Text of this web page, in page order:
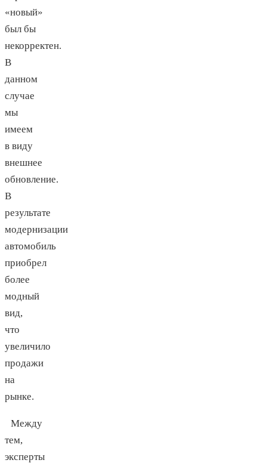
«новый»
был бы
некорректен.
В
данном
случае
мы
имеем
в виду
внешнее
обновление.
В
результате
модернизации
автомобиль
приобрел
более
модный
вид,
что
увеличило
продажи
на
рынке.
Между
тем,
эксперты